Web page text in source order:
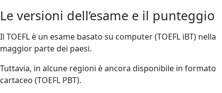
Le versioni dell’esame e il punteggio
Il TOEFL è un esame basato su computer (TOEFL iBT) nella
maggior parte dei paesi.
Tuttavia, in alcune regioni è ancora disponibile in formato
cartaceo (TOEFL PBT).